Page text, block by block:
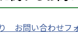
お問い合わせフ